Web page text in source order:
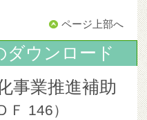
ページ上部へ
ダウンロード
事業推進補助
Ｆ 146）